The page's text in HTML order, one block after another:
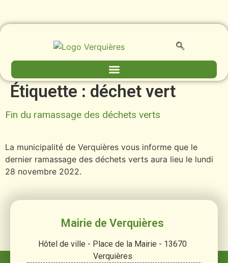
Étiquette : déchet vert
Fin du ramassage des déchets verts
La municipalité de Verquières vous informe que le
dernier ramassage des déchets verts aura lieu le lundi
28 novembre 2022.
Mairie de Verquières
Hôtel de ville - Place de la Mairie - 13670
Verquières